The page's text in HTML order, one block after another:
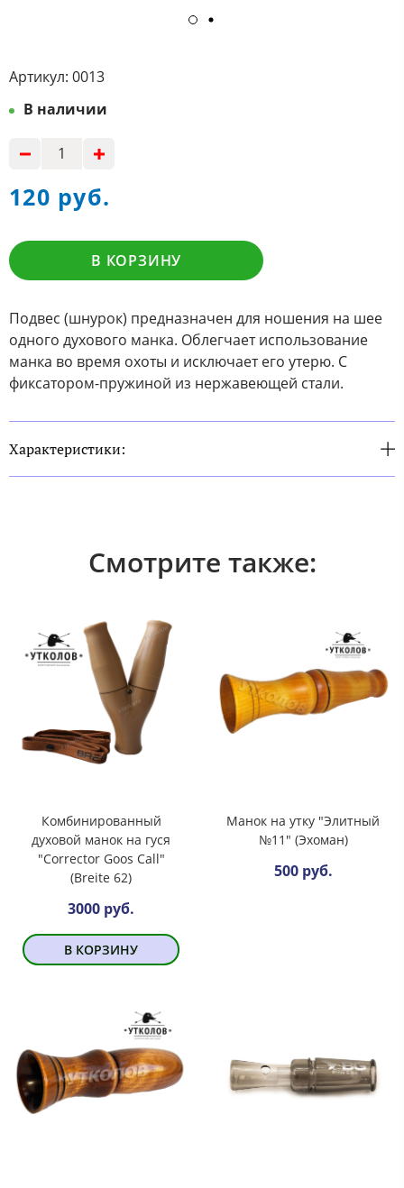
Артикул: 0013
В наличии
120 руб.
В КОРЗИНУ
Подвес (шнурок) предназначен для ношения на шее
одного духового манка. Облегчает использование
манка во время охоты и исключает его утерю. С
фиксатором-пружиной из нержавеющей стали.
Характеристики:
Смотрите также:
Комбинированный
духовой манок на гуся
"Corrector Goos Call"
(Breite 62)
3000 руб.
В КОРЗИНУ
Манок на утку "Элитный
№11" (Эхоман)
500 руб.